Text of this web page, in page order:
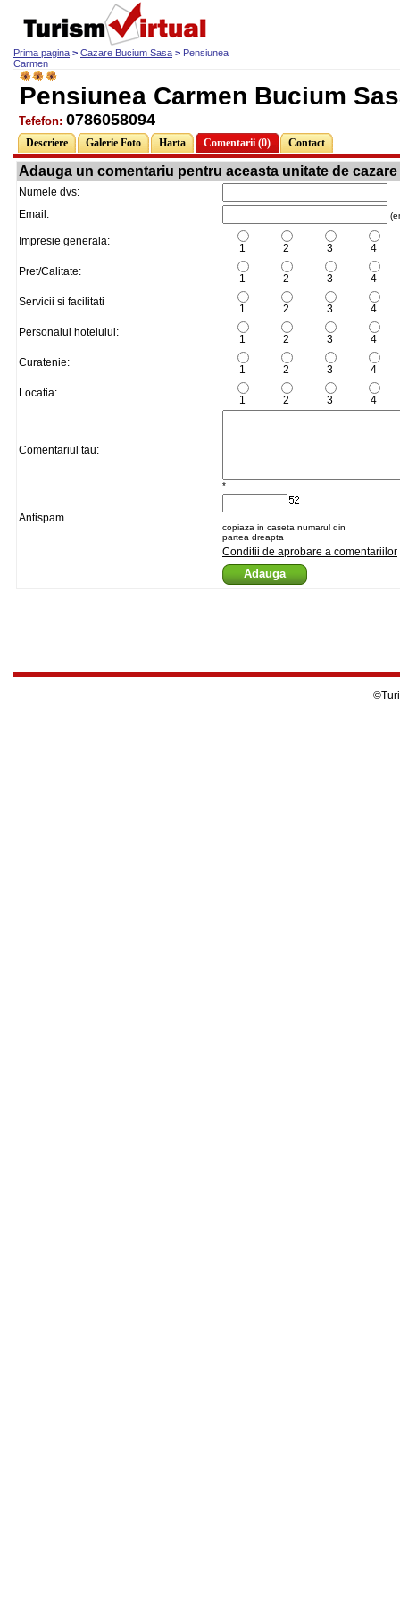
Prima pagina > Cazare Bucium Sasa > Pensiunea
Carmen
Pensiunea Carmen Bucium
Tefefon: 0786058094
Descriere Galerie Foto Harta Comentarii (0) Contact
Adauga un comentariu pentru aceasta unitate de cazare
Numele dvs:
Email:
Impresie generala:
1 2 3
4
Pret/Calitate:
1 2 3
4
Servicii si facilitati
1 2 3
4
Personalul hotelului:
1 2 3
4
Curatenie:
1 2 3
4
Locatia:
1 2 3 4
Comentariul tau:
*
Antispam
copiaza in caseta numarul din
partea dreapta
Conditii de aprobare a comentariilor